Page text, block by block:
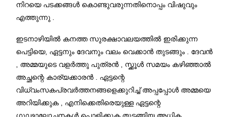
നിറയെ പടക്കങ്ങൾ കൊണ്ടുവരുന്നതിനൊപ്പം വിഷുവും
എത്തുന്നു .
ഇടനാഴിയിൽ കനത്ത സുരക്ഷാവലയത്തിൽ ഇരിക്കുന്ന
പെട്ടിയെ, ഏട്ടനും ദേവനും വലം വെക്കാൻ തുടങ്ങും . ദേവൻ
, അമ്മയുടെ വളർത്തു പുത്രൻ , സ്ക്കൂൾ സമയം കഴിഞ്ഞാൽ
അച്ഛന്റെ കാര്യക്കാരൻ . ഏട്ടന്റെ
വിധ്വംസകപ്രവർത്തനങ്ങളെക്കുറിച്ച് അപ്പപ്പോൾ അമ്മയെ
അറിയിക്കുക , എനിക്കെതിരെയുള്ള ഏട്ടന്റെ